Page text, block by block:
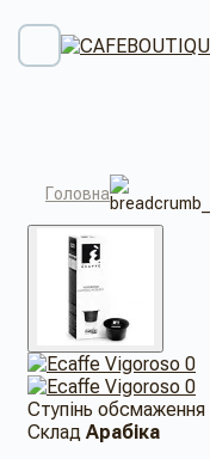
Головна
Ступінь обсмаження
Склад Арабіка